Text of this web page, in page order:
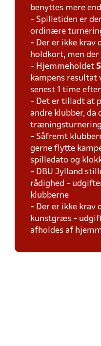
benyttes mere
- Spilletiden er
ordinære
- Der er ikke krav
holdkort, men
- Hjemmeholdet
kampens resultat
senest 1 time
- Det er tilladt at
andre klubber, da
træningsturnering
- Såfremt
gerne flytte
spilledato og
- DBU Jylland
rådighed -
klubberne
- Der er ikke krav
kunstgræs -
afholdes af